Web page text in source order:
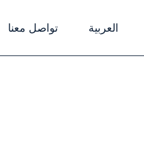
تواصل معنا العربية